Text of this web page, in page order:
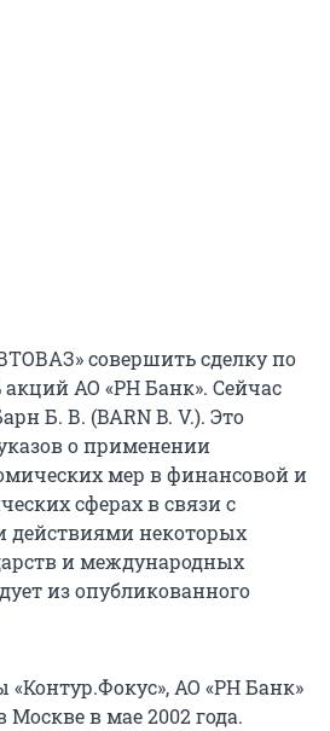
совершить сделку по
акций АО «РН Банк». Сейчас
Б. В. (BARN B. V.). Это
о применении
мер в финансовой и
сферах в связи с
действиями некоторых
и международных
из опубликованного
АО «РН Банк»
Москве в мае 2002 года.